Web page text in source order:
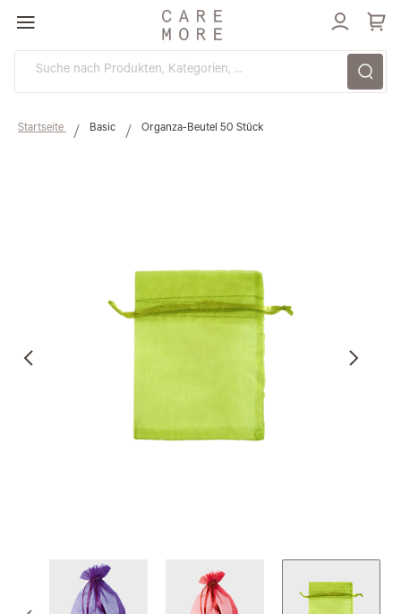
Direkt
zum
Inhalt
Startseite Basic Organza-Beutel 50 Stück